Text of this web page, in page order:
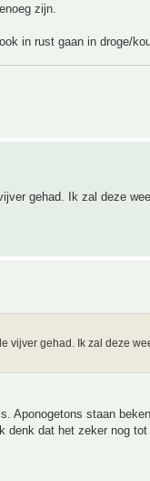
zijn.
in rust gaan in droge/
gehad. Ik zal deze
vijver gehad. Ik zal deze
Aponogetons staan
denk dat het zeker nog